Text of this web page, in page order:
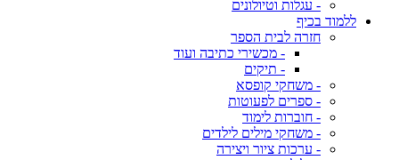
- עגלות וטיולונים
ללמוד בכיף
חזרה לבית הספר
- מכשירי כתיבה ועוד
- תיקים
- משחקי קופסא
- ספרים לפעוטות
- חוברות לימוד
- משחקי מילים לילדים
- ערכות ציור ויצירה